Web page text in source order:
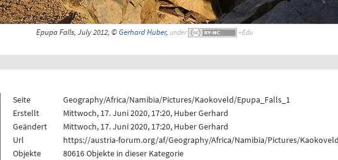
Epupa Falls, July 2012, ©Gerhard Huber, under
Seite
Geography/Africa/Namibia/Pictures/Kaokoveld/Epupa_Falls_1
Erstellt
Mittwoch, 17. Juni 2020, 17:20, Huber Gerhard
Geändert
Mittwoch, 17. Juni 2020, 17:20, Huber Gerhard
Url
https://austria-forum.org/af/Geography/Africa/Namibia/Pictures/
Objekte
80616 Objekte in dieser Kategorie